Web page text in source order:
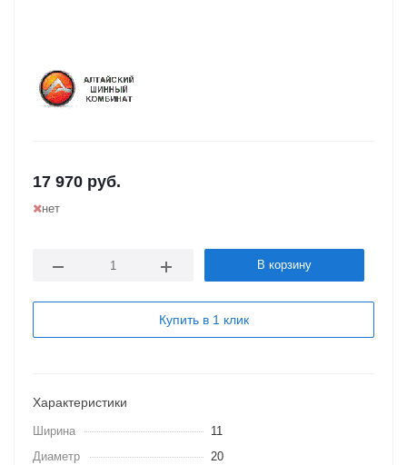
17 970 руб.
нет
В корзину
Купить в 1 клик
Характеристики
Ширина
11
Диаметр
20